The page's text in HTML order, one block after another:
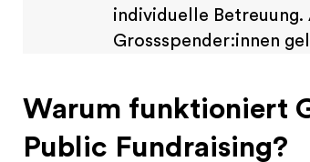
individuelle Betreuung.
Grossspender:innen
Warum funktioniert
Public Fundraising?